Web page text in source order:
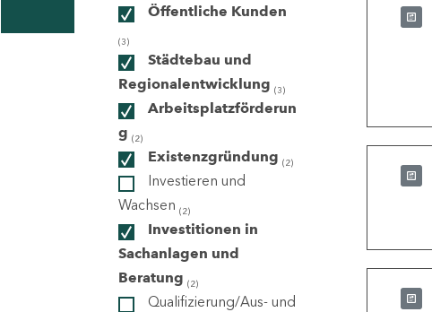
Öffentliche Kunden
(3)
Städtebau und
Regionalentwicklung (3)
Arbeitsplatzförderun
g (2)
Existenzgründung (2)
Investieren und
Wachsen (2)
Investitionen in
Sachanlagen und
Beratung (2)
Qualifizierung/Aus- und